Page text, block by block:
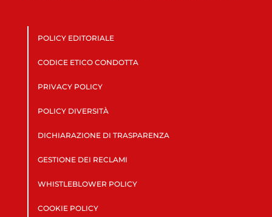
POLICY EDITORIALE
CODICE ETICO CONDOTTA
PRIVACY POLICY
POLICY DIVERSITÀ
DICHIARAZIONE DI TRASPARENZA
GESTIONE DEI RECLAMI
WHISTLEBLOWER POLICY
COOKIE POLICY